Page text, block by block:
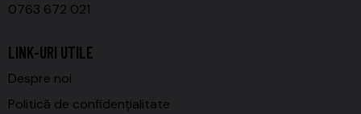
0763 672 021
LINK-URI UTILE
Despre noi
Politică de confidențialitate